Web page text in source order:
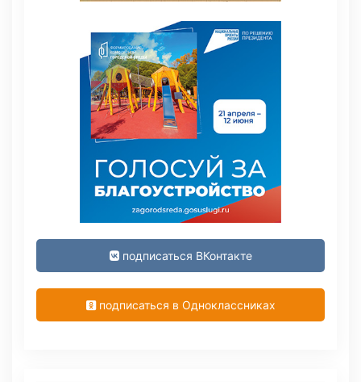
подписаться ВКонтакте
подписаться в Одноклассниках